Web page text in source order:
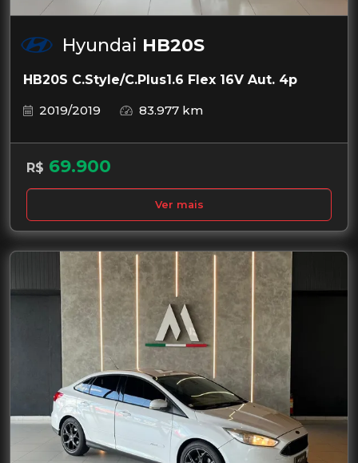
Hyundai HB20S
HB20S C.Style/C.Plus1.6 Flex 16V Aut. 4p
2019/2019
83.977 km
R$ 69.900
Ver mais